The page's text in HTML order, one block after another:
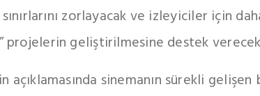
sınırlarını zorlayacak ve izleyiciler için
projelerin geliştirilmesine destek
açıklamasında sinemanın sürekli